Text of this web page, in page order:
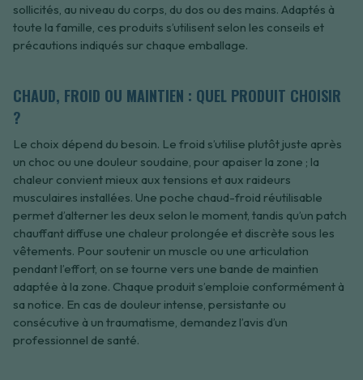
sollicités, au niveau du corps, du dos ou des mains. Adaptés à
toute la famille, ces produits s’utilisent selon les conseils et
précautions indiqués sur chaque emballage.
CHAUD, FROID OU MAINTIEN : QUEL PRODUIT CHOISIR
?
Le choix dépend du besoin. Le froid s’utilise plutôt juste après
un choc ou une douleur soudaine, pour apaiser la zone ; la
chaleur convient mieux aux tensions et aux raideurs
musculaires installées. Une poche chaud-froid réutilisable
permet d’alterner les deux selon le moment, tandis qu’un patch
chauffant diffuse une chaleur prolongée et discrète sous les
vêtements. Pour soutenir un muscle ou une articulation
pendant l’effort, on se tourne vers une bande de maintien
adaptée à la zone. Chaque produit s’emploie conformément à
sa notice. En cas de douleur intense, persistante ou
consécutive à un traumatisme, demandez l’avis d’un
professionnel de santé.